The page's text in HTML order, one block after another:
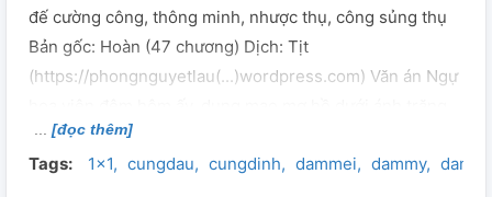
đế cường công, thông minh, nhược thụ, công sủng thụ
Bản gốc: Hoàn (47 chương) Dịch: Tịt
(https://phongnguyetlau(...)wordpress.com) Văn án Ngự
thân thể mê người yếu ớt giãy dụa, tiếng khóc xin trầm
thấp cố gắng kiềm nén trong miệng, khiến Hạ Vô Ưu
[đọc thêm]
Tags: 1x1 cungdau cungdinh dammei dammy